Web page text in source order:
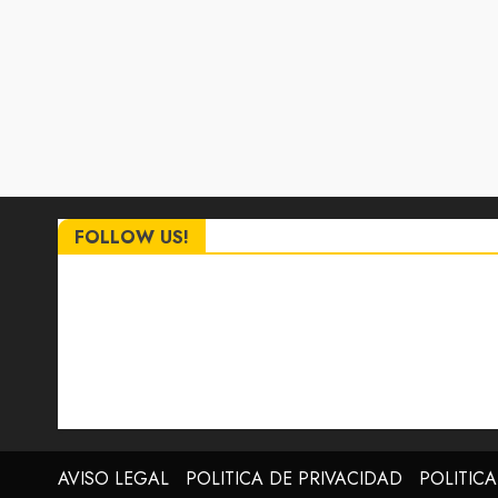
FOLLOW US!
AVISO LEGAL POLITICA DE PRIVACIDAD